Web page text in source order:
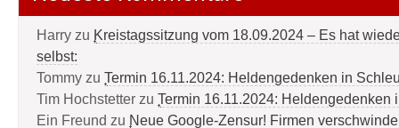
Harry zu Kreistagssitzung vom 18.09.2024 – Es hat
selbst:
Tommy zu Termin 16.11.2024: Heldengedenken in
Tim Hochstetter zu Termin 16.11.2024: Heldengedenken
Ein Freund zu Neue Google-Zensur! Firmen